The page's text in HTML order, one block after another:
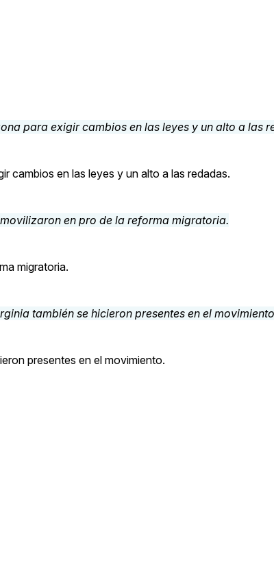
cambios en las leyes y un alto a las redadas.
migratoria.
presentes en el movimiento.